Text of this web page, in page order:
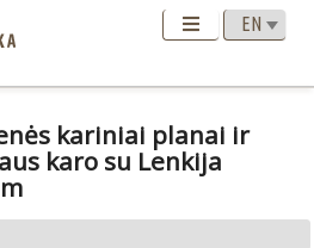
kariniai planai ir
karo su Lenkija